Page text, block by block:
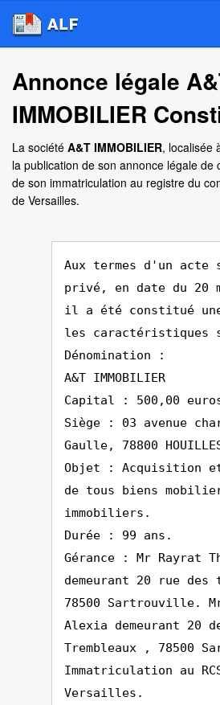
Annonce légale
IMMOBILIER
La société A&T IMMOBILIER, localisée
la publication de son annonce légale de
de son immatriculation au registre du
de Versailles.
Aux termes d'un acte
privé, en date du 20
il a été constitué
les caractéristiques
Dénomination :
A&T IMMOBILIER
Capital : 500,00
Siège : 03 avenue
Gaulle, 78800
Objet : Acquisition
de tous biens
immobiliers.
Durée : 99 ans.
Gérance : Mr Rayrat
demeurant 20 rue des
78500 Sartrouville.
Alexia demeurant 20
Trembleaux , 78500
Immatriculation au
Versailles.